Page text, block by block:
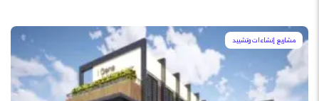
مشاريع إنشاءات وتشييد